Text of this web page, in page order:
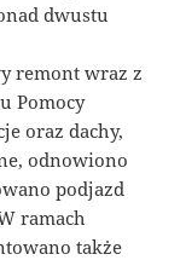
dwustu
remont wraz z
Pomocy
oraz dachy,
odnowiono
podjazd
ramach
także